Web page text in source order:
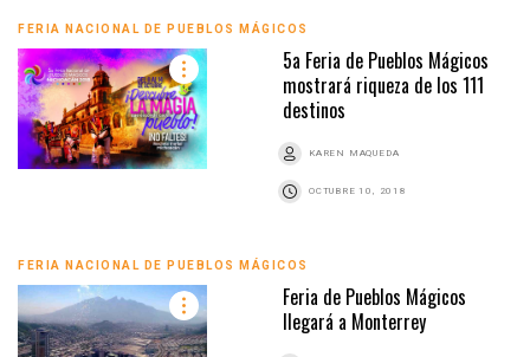
FERIA NACIONAL DE PUEBLOS MÁGICOS
5a Feria de Pueblos Mágicos
mostrará riqueza de los 111
destinos
KAREN MAQUEDA
OCTUBRE 10, 2018
FERIA NACIONAL DE PUEBLOS MÁGICOS
Feria de Pueblos Mágicos
llegará a Monterrey